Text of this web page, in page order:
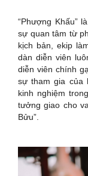
“Phượng Khấu”
sự quan tâm từ
kịch bản, ekip
dàn diễn viên
diễn viên chính
sự tham gia của
kinh nghiệm
tưởng giao cho
Bửu”.